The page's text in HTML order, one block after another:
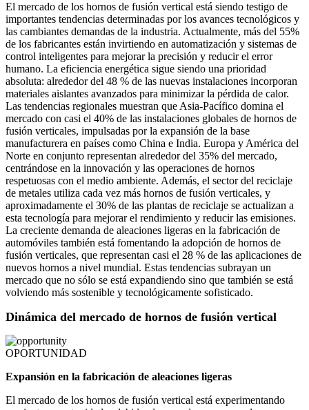
El mercado de los hornos de fusión vertical está siendo testigo de
importantes tendencias determinadas por los avances tecnológicos y
las cambiantes demandas de la industria. Actualmente, más del 55%
de los fabricantes están invirtiendo en automatización y sistemas de
control inteligentes para mejorar la precisión y reducir el error
humano. La eficiencia energética sigue siendo una prioridad
absoluta: alrededor del 48 % de las nuevas instalaciones incorporan
materiales aislantes avanzados para minimizar la pérdida de calor.
Las tendencias regionales muestran que Asia-Pacífico domina el
mercado con casi el 40% de las instalaciones globales de hornos de
fusión verticales, impulsadas por la expansión de la base
manufacturera en países como China e India. Europa y América del
Norte en conjunto representan alrededor del 35% del mercado,
centrándose en la innovación y las operaciones de hornos
respetuosas con el medio ambiente. Además, el sector del reciclaje
de metales utiliza cada vez más hornos de fusión verticales, y
aproximadamente el 30% de las plantas de reciclaje se actualizan a
esta tecnología para mejorar el rendimiento y reducir las emisiones.
La creciente demanda de aleaciones ligeras en la fabricación de
automóviles también está fomentando la adopción de hornos de
fusión verticales, que representan casi el 28 % de las aplicaciones de
nuevos hornos a nivel mundial. Estas tendencias subrayan un
mercado que no sólo se está expandiendo sino que también se está
volviendo más sostenible y tecnológicamente sofisticado.
Dinámica del mercado de hornos de fusión vertical
OPORTUNIDAD
Expansión en la fabricación de aleaciones ligeras
El mercado de los hornos de fusión vertical está experimentando